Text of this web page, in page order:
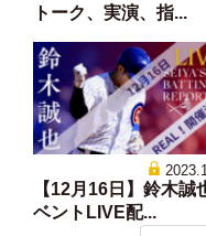
トーク、実演、指...
【12月16日】鈴木誠
ベントLIVE配...